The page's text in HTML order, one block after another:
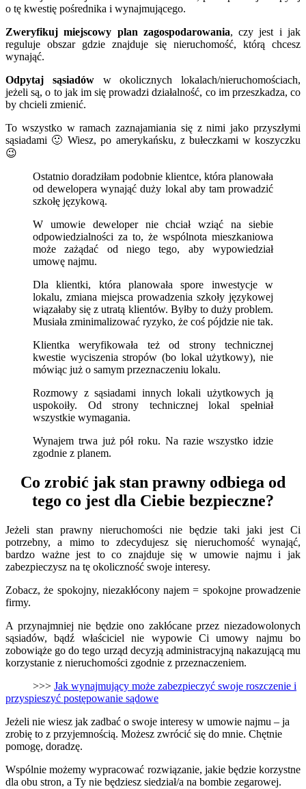
o tę kwestię pośrednika i wynajmującego.
Zweryfikuj miejscowy plan zagospodarowania, czy jest i jak
reguluje obszar gdzie znajduje się nieruchomość, którą chcesz
wynająć.
Odpytaj sąsiadóww okolicznych lokalach/nieruchomościach,
jeżeli są, o to jak im się prowadzi działalność, co im przeszkadza, co
by chcieli zmienić.
To wszystko w ramach zaznajamiania się z nimi jako przyszłymi
sąsiadami 🙂 Wiesz, po amerykańsku, z bułeczkami w koszyczku
😉
Ostatnio doradziłam podobnie klientce, która planowała
od dewelopera wynająć duży lokal aby tam prowadzić
szkołę językową.
W umowie deweloper nie chciał wziąć na siebie
odpowiedzialności za to, że wspólnota mieszkaniowa
może zażądać od niego tego, aby wypowiedział
umowę najmu.
Dla klientki, która planowała spore inwestycje w
lokalu, zmiana miejsca prowadzenia szkoły językowej
wiązałaby się z utratą klientów. Byłby to duży problem.
Musiała zminimalizować ryzyko, że coś pójdzie nie tak.
Klientka weryfikowała też od strony technicznej
kwestie wyciszenia stropów (bo lokal użytkowy), nie
mówiąc już o samym przeznaczeniu lokalu.
Rozmowy z sąsiadami innych lokali użytkowych ją
uspokoiły. Od strony technicznej lokal spełniał
wszystkie wymagania.
Wynajem trwa już pół roku. Na razie wszystko idzie
zgodnie z planem.
Co zrobić jak stan prawny odbiega od
tego co jest dla Ciebie bezpieczne?
Jeżeli stan prawny nieruchomości nie będzie taki jaki jest Ci
potrzebny, a mimo to zdecydujesz się nieruchomość wynająć,
bardzo ważne jest to co znajduje się w umowie najmu i jak
zabezpieczysz na tę okoliczność swoje interesy.
Zobacz, że spokojny, niezakłócony najem = spokojne prowadzenie
firmy.
A przynajmniej nie będzie ono zakłócane przez niezadowolonych
sąsiadów, bądź właściciel nie wypowie Ci umowy najmu bo
zobowiąże go do tego urząd decyzją administracyjną nakazującą mu
korzystanie z nieruchomości zgodnie z przeznaczeniem.
>>> Jak wynajmujący może zabezpieczyć swoje roszczenie i
przyspieszyć postępowanie sądowe
Jeżeli nie wiesz jak zadbać o swoje interesy w umowie najmu – ja
zrobię to z przyjemnością. Możesz zwrócić się do mnie. Chętnie
pomogę, doradzę.
Wspólnie możemy wypracować rozwiązanie, jakie będzie korzystne
dla obu stron, a Ty nie będziesz siedział/a na bombie zegarowej.